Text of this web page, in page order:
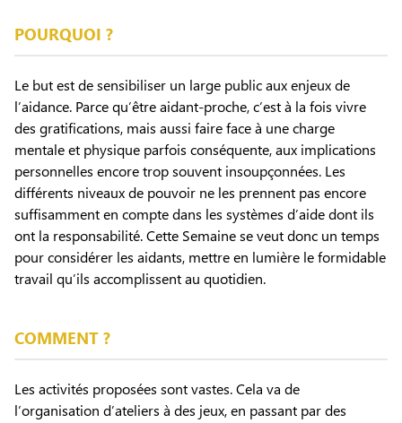
POURQUOI ?
Le but est de sensibiliser un large public aux enjeux de
l’aidance. Parce qu’être aidant-proche, c’est à la fois vivre
des gratifications, mais aussi faire face à une charge
mentale et physique parfois conséquente, aux implications
personnelles encore trop souvent insoupçonnées. Les
différents niveaux de pouvoir ne les prennent pas encore
suffisamment en compte dans les systèmes d’aide dont ils
ont la responsabilité. Cette Semaine se veut donc un temps
pour considérer les aidants, mettre en lumière le formidable
travail qu’ils accomplissent au quotidien.
COMMENT ?
Les activités proposées sont vastes. Cela va de
l’organisation d’ateliers à des jeux, en passant par des